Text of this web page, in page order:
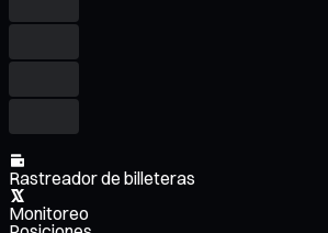
Rastreador de billeteras
Monitoreo